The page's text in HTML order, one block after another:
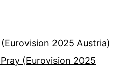
2025 Austria)
(Eurovision 2025